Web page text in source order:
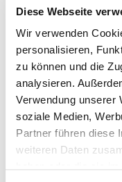
Diese Webseite
Wir verwenden
personalisieren,
zu können und die
analysieren.
Verwendung unserer
soziale Medien,
Partner führen diese
weiteren Daten